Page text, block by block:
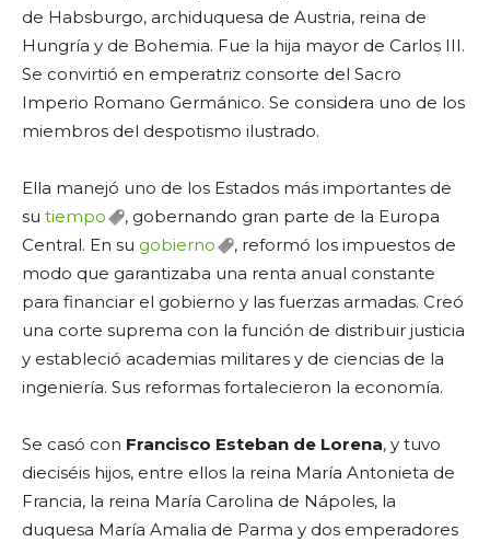
de Habsburgo, archiduquesa de Austria, reina de
Hungría y de Bohemia. Fue la hija mayor de Carlos III.
Se convirtió en emperatriz consorte del Sacro
Imperio Romano Germánico. Se considera uno de los
miembros del despotismo ilustrado.
Ella manejó uno de los Estados más importantes de
su tiempo
, gobernando gran parte de la Europa
Central. En su gobierno
, reformó los impuestos de
modo que garantizaba una renta anual constante
para financiar el gobierno y las fuerzas armadas. Creó
una corte suprema con la función de distribuir justicia
y estableció academias militares y de ciencias de la
ingeniería. Sus reformas fortalecieron la economía.
Se casó con Francisco Esteban de Lorena, y tuvo
dieciséis hijos, entre ellos la reina María Antonieta de
Francia, la reina María Carolina de Nápoles, la
duquesa María Amalia de Parma y dos emperadores